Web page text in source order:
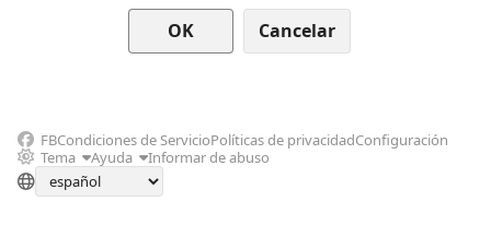
Cancelar
FBCondiciones de ServicioPolíticas de privacidadConfiguración
Tema
Ayuda Informar de abuso